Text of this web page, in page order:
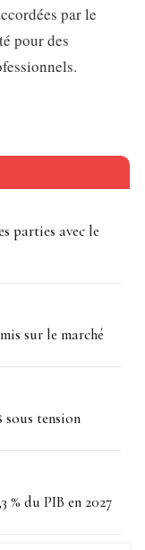
par le
pour des
parties avec le
sur le marché
sous tension
du PIB en 2027